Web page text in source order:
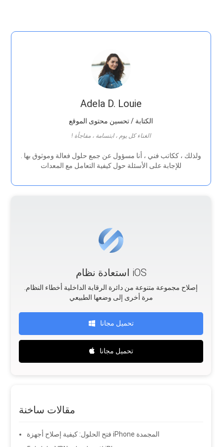
Adela D. Louie
الكتابة / تحسين محتوى الموقع
! الغناء كل يوم ، ابتسامة ، مفاجأة
. ولذلك ، ككاتب فني ، أنا مسؤول عن جمع حلول فعالة وموثوق بها
للإجابة على الأسئلة حول كيفية التعامل مع المعدات
استعادة نظام iOS
.إصلاح مجموعة متنوعة من دائرة الرقابة الداخلية أخطاء النظام
مرة أخرى إلى وضعها الطبيعي
تحميل مجانا
تحميل مجانا
مقالات ساخنة
فتح الحلول: كيفية إصلاح أجهزة iPhone المجمدة